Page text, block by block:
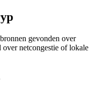
gevonden over
netcongestie of lokale